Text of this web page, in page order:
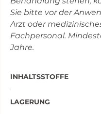
Sie bitte vor der
Arzt oder
Fachpersonal.
Jahre.
INHALTSSTOFFE
Inhaltsstoffe
LAGERUNG